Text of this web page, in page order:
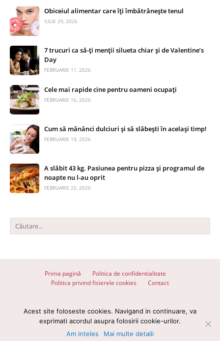
Obiceiul alimentar care îți îmbătrânește tenul
IULIE 29, 2026
7 trucuri ca să-ți menții silueta chiar și de Valentine’s
Day
FEBRUARIE 11, 2026
Cele mai rapide cine pentru oameni ocupați
FEBRUARIE 16, 2026
Cum să mănânci dulciuri și să slăbești în același timp!
FEBRUARIE 19, 2026
A slăbit 43 kg. Pasiunea pentru pizza și programul de
noapte nu l-au oprit
FEBRUARIE 25, 2026
Prima pagină
Politica de confidentialitate
Politica privind fisierele cookies
Contact
© 2026 Totul despre slăbit - Toate drepturile rezervate
Devel with♥by wpdevel.ro
Acest site foloseste cookies. Navigand in continuare, va
exprimati acordul asupra folosirii cookie-urilor.
Am inteles
Mai multe detalii